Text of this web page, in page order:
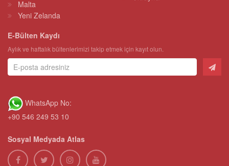
Malta
Yeni Zelanda
E-Bülten Kaydı
Aylık ve haftalık bültenlerimizi takip etmek için kayıt olun.
WhatsApp No:
+90 546 249 53 10
Sosyal Medyada Atlas